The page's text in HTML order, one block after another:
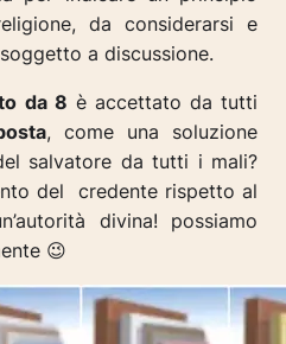
da considerarsi e
a discussione.
da 8 è accettato da tutti
, come una soluzione
salvatore da tutti i mali?
del credente rispetto al
divina! possiamo
😉